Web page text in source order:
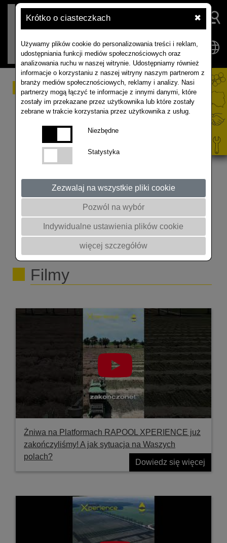
Krótko o ciasteczkach ✖
Używamy plików cookie do personalizowania treści i reklam,
udostępniania funkcji mediów społecznościowych oraz
analizowania ruchu w naszej witrynie. Udostępniamy również
informacje o korzystaniu z naszej witryny naszym partnerom z
branży mediów społecznościowych, reklamy i analizy. Nasi
partnerzy mogą łączyć te informacje z innymi danymi, które
zostały im przekazane przez użytkownika lub które zostały
zebrane w trakcie korzystania przez użytkownika z usług.
Niezbędne
Statystyka
Zezwalaj na wszystkie pliki cookie
Pozwól na wybór
Indywidualne ustawienia plików cookie
więcej szczegółów
Akademia Rzepaku,
Krobia i Zmysłowo,
14.05.2026 #rolnictwo
Filmy
Żniwa na Platformach RAPOOL XPERIENCE już
zakończyliśmy! A jak sytuacja na Waszych
polach?
Dowiedz się więcej